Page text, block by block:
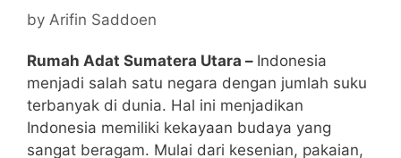
by Arifin Saddoen
Rumah Adat Sumatera Utara – Indonesia
menjadi salah satu negara dengan jumlah suku
terbanyak di dunia. Hal ini menjadikan
Indonesia memiliki kekayaan budaya yang
sangat beragam. Mulai dari kesenian, pakaian,